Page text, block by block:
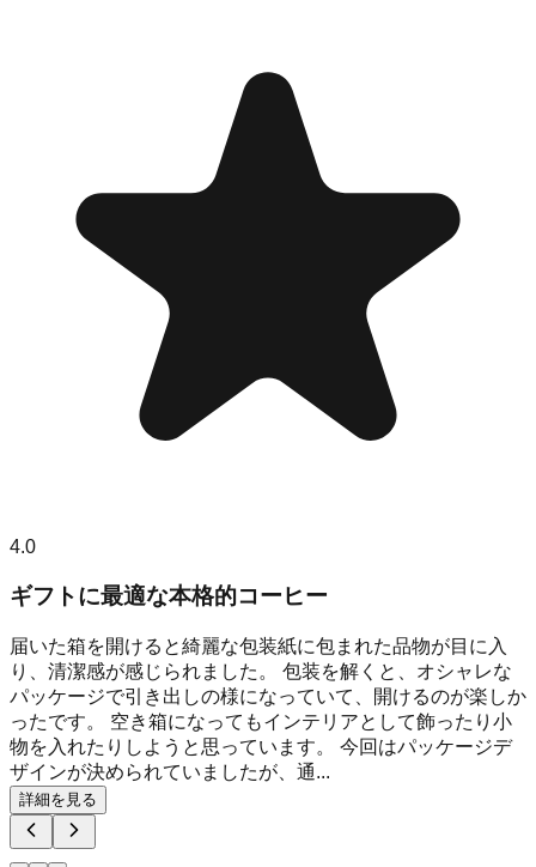
4.0
ギフトに最適な本格的コーヒー
届いた箱を開けると綺麗な包装紙に包まれた品物が目に入
り、清潔感が感じられました。 包装を解くと、オシャレな
パッケージで引き出しの様になっていて、開けるのが楽しか
ったです。 空き箱になってもインテリアとして飾ったり小
物を入れたりしようと思っています。 今回はパッケージデ
ザインが決められていましたが、通...
詳細を見る